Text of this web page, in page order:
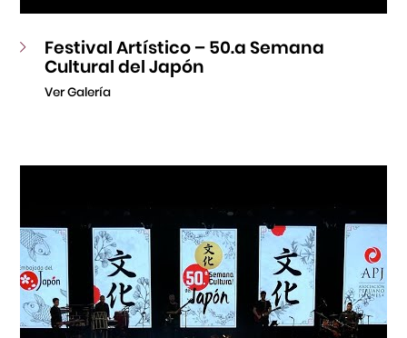
Festival Artístico – 50.a Semana
Cultural del Japón
Ver Galería